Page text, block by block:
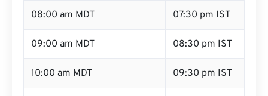
08:00 am MDT 07:30 pm IST
09:00 am MDT 08:30 pm IST
10:00 am MDT 09:30 pm IST